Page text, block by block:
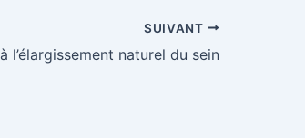
SUIVANT
l’élargissement naturel du sein